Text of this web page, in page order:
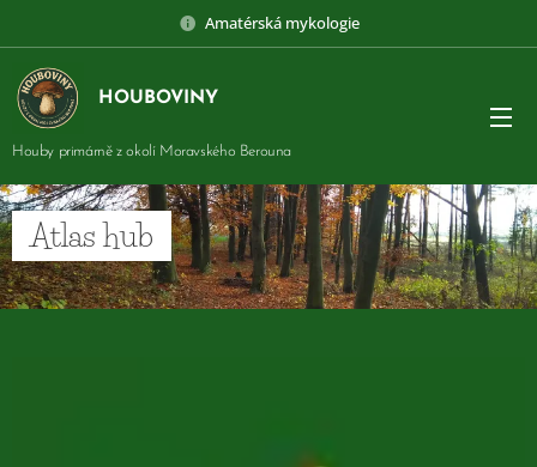
Amatérská mykologie
HOUBOVINY
Houby primárně z okolí Moravského Berouna
Atlas hub